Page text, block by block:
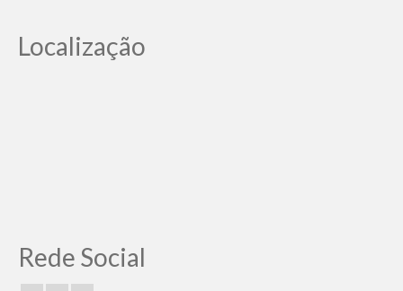
Localização
Rede Social